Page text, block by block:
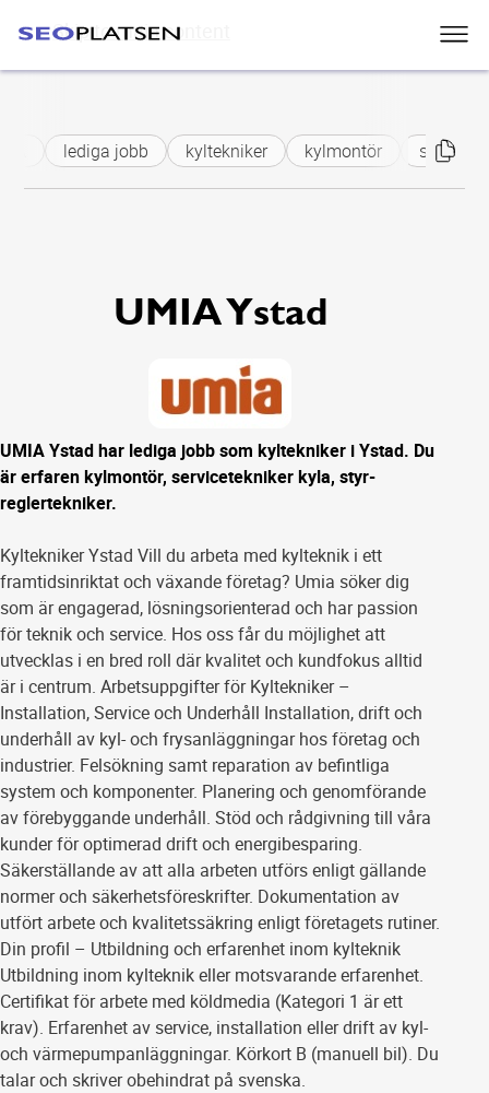
Skip to main content
lediga jobb kyltekniker kylmontör
UMIA Ystad
UMIA Ystad har lediga jobb som kyltekniker i Ystad. Du
är erfaren kylmontör, servicetekniker kyla, styr-
reglertekniker.
Kyltekniker Ystad Vill du arbeta med kylteknik i ett
framtidsinriktat och växande företag? Umia söker dig
som är engagerad, lösningsorienterad och har passion
för teknik och service. Hos oss får du möjlighet att
utvecklas i en bred roll där kvalitet och kundfokus alltid
är i centrum. Arbetsuppgifter för Kyltekniker –
Installation, Service och Underhåll Installation, drift och
underhåll av kyl- och frysanläggningar hos företag och
industrier. Felsökning samt reparation av befintliga
system och komponenter. Planering och genomförande
av förebyggande underhåll. Stöd och rådgivning till våra
kunder för optimerad drift och energibesparing.
Säkerställande av att alla arbeten utförs enligt gällande
normer och säkerhetsföreskrifter. Dokumentation av
utfört arbete och kvalitetssäkring enligt företagets rutiner.
Din profil – Utbildning och erfarenhet inom kylteknik
Utbildning inom kylteknik eller motsvarande erfarenhet.
Certifikat för arbete med köldmedia (Kategori 1 är ett
krav). Erfarenhet av service, installation eller drift av kyl-
och värmepumpanläggningar. Körkort B (manuell bil). Du
talar och skriver obehindrat på svenska.